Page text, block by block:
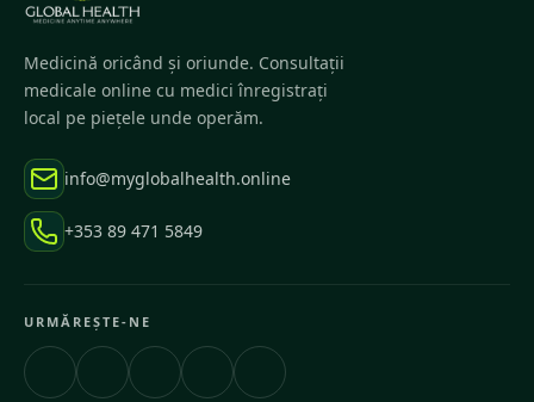
Medicină oricând și oriunde. Consultații
medicale online cu medici înregistrați
local pe piețele unde operăm.
info@myglobalhealth.online
+353 89 471 5849
URMĂREȘTE-NE